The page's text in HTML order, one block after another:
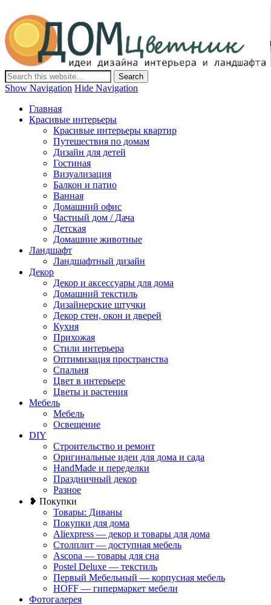
Дом-Цветник
Дизайн интерьера и ландшафта, декор и обустройство дома.
Идеи со всего мира.
Show Navigation Hide Navigation
Главная
Красивые интерьеры
Красивые интерьеры квартир
Путешествия по домам
Дизайн для детей
Гостиная
Визуализация
Балкон и патио
Ванная
Домашний офис
Частный дом / Дача
Детская
Домашние животные
Ландшафт
Ландшафтный дизайн
Декор
Декор и аксессуары для дома
Домашний текстиль
Дизайнерские штучки
Декор стен, окон и дверей
Кухня
Прихожая
Стили интерьера
Оптимизация пространства
Спальня
Цвет в интерьере
Цветы и растения
Мебель
Мебель
Освещение
DIY
Строительство и ремонт
Оригинальные идеи для дома и сада
HandMade и переделки
Праздничный декор
Разное
❥ Покупки
Товары: Диваны
Покупки для дома
Aliexpress — декор и товары для дома
Столплит — доступная мебель
Ascona — товары для сна
Postel Deluxe — текстиль
Первый Мебельный — корпусная мебель
HOFF — гипермаркет мебели
Фотогалерея